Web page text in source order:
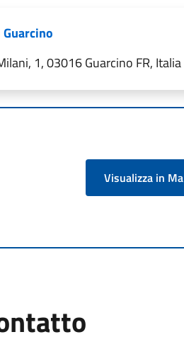
1, 03016 Guarcino FR, Italia
Visualizza in